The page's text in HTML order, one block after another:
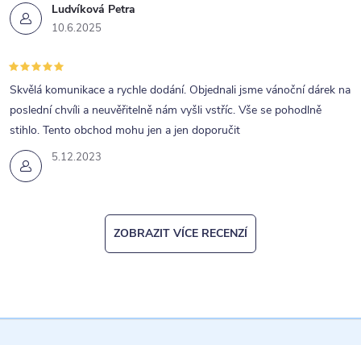
Ludvíková Petra
10.6.2025
5.12.2023
Skvělá komunikace a rychle dodání. Objednali jsme vánoční dárek na
poslední chvíli a neuvěřitelně nám vyšli vstříc. Vše se pohodlně
stihlo. Tento obchod mohu jen a jen doporučit
ZOBRAZIT VÍCE RECENZÍ